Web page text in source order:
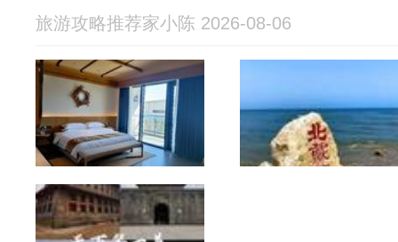
旅游攻略推荐家小陈 2026-08-06